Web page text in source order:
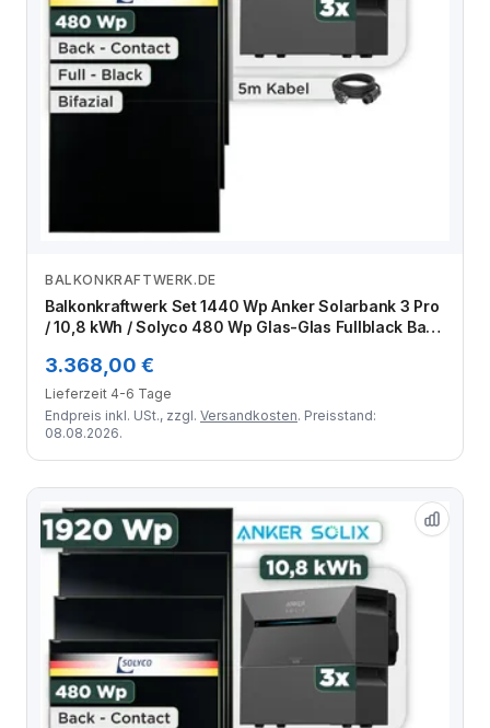
Zum Angebot
BALKONKRAFTWERK.DE
Balkonkraftwerk Set 1440 Wp Anker Solarbank 3 Pro
/ 10,8 kWh / Solyco 480 Wp Glas-Glas Fullblack Back
3.368,00 €
Lieferzeit 4-6 Tage
Endpreis inkl. USt., zzgl. Versandkosten. Preisstand:
08.08.2026.